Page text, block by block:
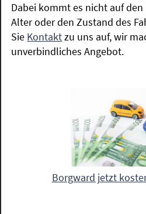
Dabei kommt es nicht auf
Alter oder den Zustand des
Sie Kontaktzu uns auf, wir
unverbindliches Angebot.
Borgward jetzt